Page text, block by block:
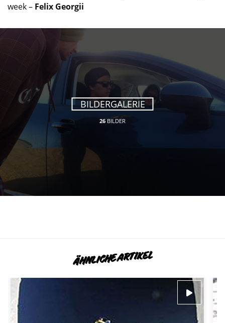
week – Felix Georgii
BILDERGALERIE
26 BILDER
ÄHNLICHE ARTIKEL